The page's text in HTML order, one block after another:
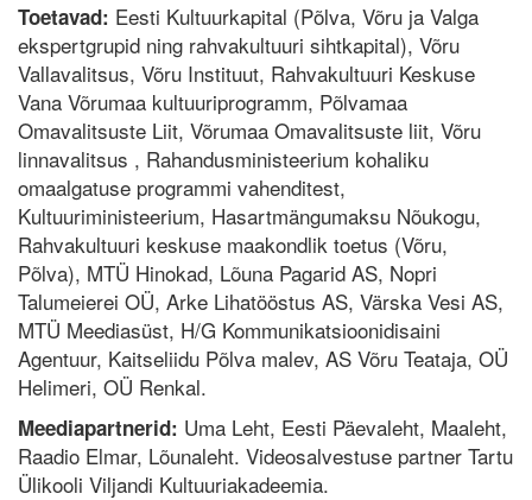
Toetavad: Eesti Kultuurkapital (Põlva, Võru ja Valga
ekspertgrupid ning rahvakultuuri sihtkapital), Võru
Vallavalitsus, Võru Instituut, Rahvakultuuri Keskuse
Vana Võrumaa kultuuriprogramm, Põlvamaa
Omavalitsuste Liit, Võrumaa Omavalitsuste liit, Võru
linnavalitsus , Rahandusministeerium kohaliku
omaalgatuse programmi vahenditest,
Kultuuriministeerium, Hasartmängumaksu Nõukogu,
Rahvakultuuri keskuse maakondlik toetus (Võru,
Põlva), MTÜ Hinokad, Lõuna Pagarid AS, Nopri
Talumeierei OÜ, Arke Lihatööstus AS, Värska Vesi AS,
MTÜ Meediasüst, H/G Kommunikatsioonidisaini
Agentuur, Kaitseliidu Põlva malev, AS Võru Teataja, OÜ
Helimeri, OÜ Renkal.
Meediapartnerid: Uma Leht, Eesti Päevaleht, Maaleht,
Raadio Elmar, Lõunaleht. Videosalvestuse partner Tartu
Ülikooli Viljandi Kultuuriakadeemia.